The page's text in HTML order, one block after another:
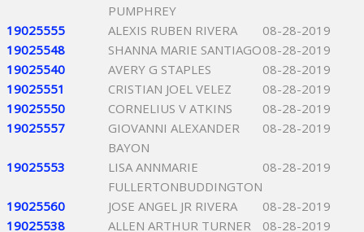
PUMPHREY
19025555 ALEXIS RUBEN RIVERA
08-28-2019
19025548
SHANNA MARIE SANTIAGO08-28-2019
19025540
AVERY G STAPLES
08-28-2019
19025551
CRISTIAN JOEL VELEZ
08-28-2019
19025550
CORNELIUS V ATKINS
08-28-2019
19025557
GIOVANNI ALEXANDER
BAYON
08-28-2019
19025553
LISA ANNMARIE
FULLERTONBUDDINGTON
08-28-2019
19025560 JOSE ANGEL JR RIVERA
08-28-2019
19025538
ALLEN ARTHUR TURNER
08-28-2019